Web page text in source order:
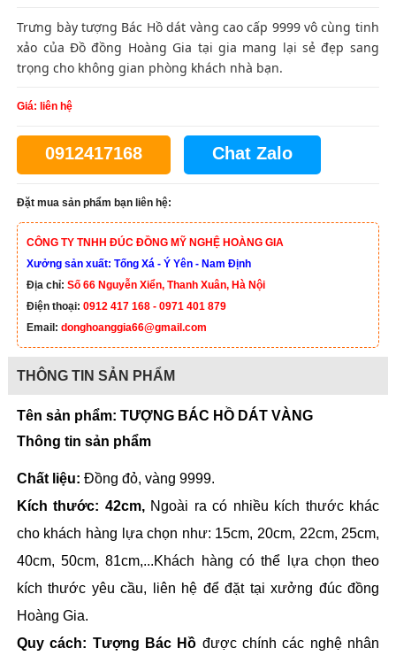
Trưng bày tượng Bác Hồ dát vàng cao cấp 9999 vô cùng tinh
xảo của Đồ đồng Hoàng Gia tại gia mang lại sẻ đẹp sang
trọng cho không gian phòng khách nhà bạn.
Giá: liên hệ
0912417168 Chat Zalo
Đặt mua sản phẩm bạn liên hệ:
CÔNG TY TNHH ĐÚC ĐỒNG MỸ NGHỆ HOÀNG GIA
Xưởng sản xuất: Tống Xá - Ý Yên - Nam Định
Địa chỉ:Số 66 Nguyễn Xiển, Thanh Xuân, Hà Nội
Điện thoại:0912 417 168 - 0971 401 879
Email:donghoanggia66@gmail.com
THÔNG TIN SẢN PHẨM
Tên sản phẩm: TƯỢNG BÁC HỒ DÁT VÀNG
Thông tin sản phẩm
Chất liệu: Đồng đỏ, vàng 9999.
Kích thước: 42cm, Ngoài ra có nhiều kích thước khác
cho khách hàng lựa chọn như: 15cm, 20cm, 22cm, 25cm,
40cm, 50cm, 81cm,...Khách hàng có thể lựa chọn theo
kích thước yêu cầu, liên hệ để đặt tại xưởng đúc đồng
Hoàng Gia.
Quy cách: Tượng Bác Hồ được chính các nghệ nhân